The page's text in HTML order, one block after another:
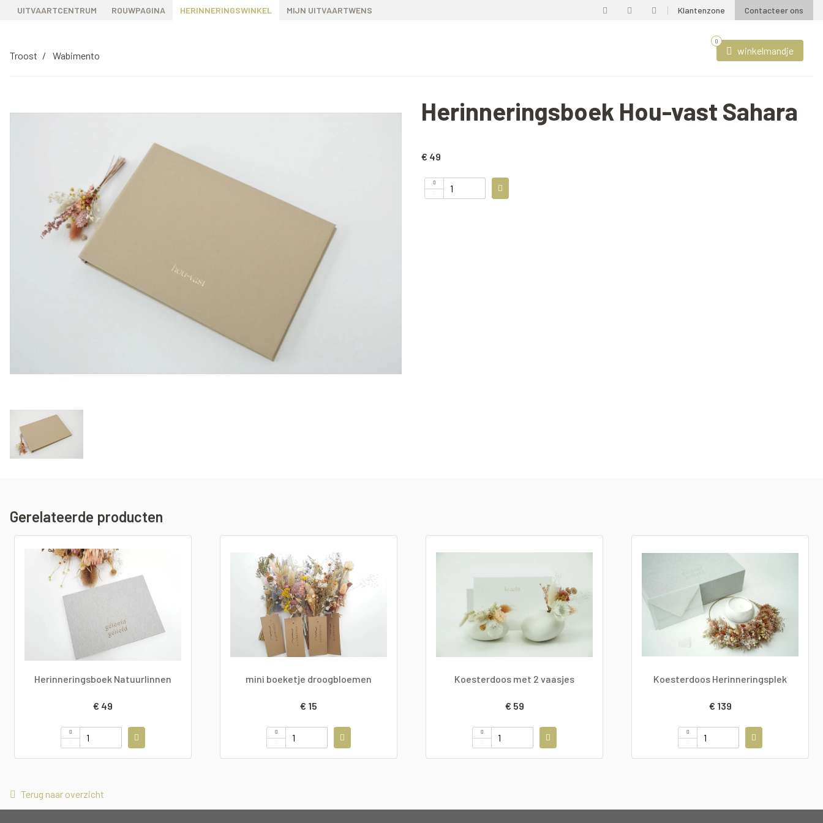
UITVAARTCENTRUM ROUWPAGINA HERINNERINGSWINKEL MIJN UITVAARTWENS Klantenzone Contacteer ons
Troost Wabimento winkelmandje
0
Herinneringsboek Hou-vast Sahara
€ 49
Gerelateerde producten
Herinneringsboek Natuurlinnen
€ 49
mini boeketje droogbloemen
€ 15
Koesterdoos met 2 vaasjes
€ 59
Koesterdoos Herinneringsplek
€ 139
Terug naar overzicht